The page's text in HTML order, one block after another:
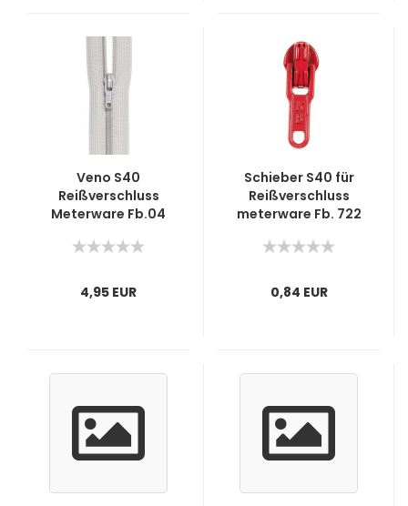
Veno S40
Reißverschluss
Meterware Fb.04
4,95 EUR
Schieber S40 für
Reißverschluss
meterware Fb. 722
0,84 EUR